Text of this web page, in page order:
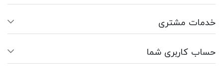
خدمات مشتری
حساب کاربری شما